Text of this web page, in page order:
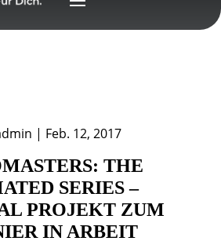
| Feb. 12, 2017
THE
SERIES –
PROJEKT ZUM
IN ARBEIT